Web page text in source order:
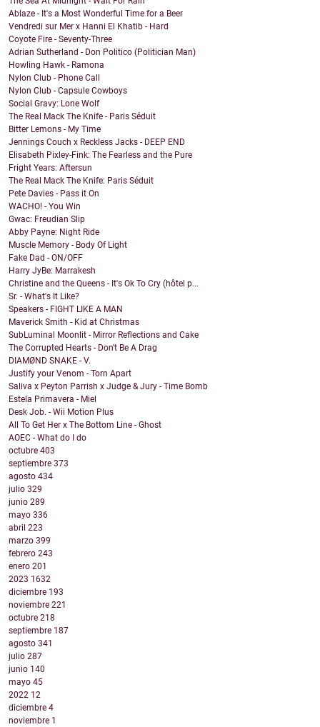
Ablaze - It's a Most Wonderful Time for a Beer
Vendredi sur Mer x Hanni El Khatib - Hard
Coyote Fire - Seventy-Three
Adrian Sutherland - Don Politico (Politician Man)
Howling Hawk - Ramona
Nylon Club - Phone Call
Nylon Club - Capsule Cowboys
Social Gravy: Lone Wolf
The Real Mack The Knife - Paris Séduit
Bitter Lemons - My Time
Jennings Couch x Reckless Jacks - DEEP END
Elisabeth Pixley-Fink: The Fearless and the Pure
Fright Years: Aftersun
The Real Mack The Knife: Paris Séduit
Pete Davies - Pass it On
WACHO! - You Win
Gwac: Freudian Slip
Abby Payne: Night Ride
Muscle Memory - Body Of Light
Fake Dad - ON/OFF
Harry JyBe: Marrakesh
Christine and the Queens - It's Ok To Cry (hôtel p...
Sr. - What's It Like?
Speakers - FIGHT LIKE A MAN
Maverick Smith - Kid at Christmas
SubLuminal Moonlit - Mirror Reflections and Cake
The Corrupted Hearts - Don't Be A Drag
DIAMØND SNAKE - V.
Justify your Venom - Torn Apart
Saliva x Peyton Parrish x Judge & Jury - Time Bomb
Estela Primavera - Miel
Desk Job. - Wii Motion Plus
All To Get Her x The Bottom Line - Ghost
AOEC - What do I do
octubre 403
septiembre 373
agosto 434
julio 329
junio 289
mayo 336
abril 223
marzo 399
febrero 243
enero 201
2023 1632
diciembre 193
noviembre 221
octubre 218
septiembre 187
agosto 341
julio 287
junio 140
mayo 45
2022 12
diciembre 4
noviembre 1